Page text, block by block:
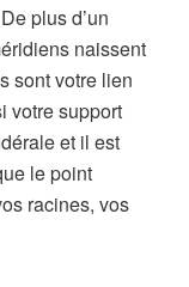
plus d’un
naissent
sont votre lien
votre support
et il est
le point
racines, vos